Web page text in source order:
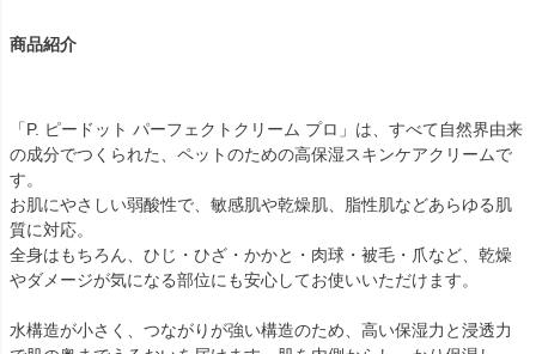
商品紹介
「P. ピードット パーフェクトクリーム プロ」は、すべて自然界由来
の成分でつくられた、ペットのための高保湿スキンケアクリームで
す。
お肌にやさしい弱酸性で、敏感肌や乾燥肌、脂性肌などあらゆる肌
質に対応。
全身はもちろん、ひじ・ひざ・かかと・肉球・被毛・爪など、乾燥
やダメージが気になる部位にも安心してお使いいただけます。
水構造が小さく、つながりが強い構造のため、高い保湿力と浸透力